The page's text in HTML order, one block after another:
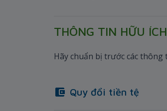
THÔNG TIN HỮU ÍCH
Hãy chuẩn bị trước các
Quy đổi tiền tệ